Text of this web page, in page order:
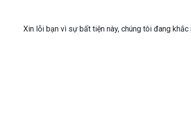
Xin lỗi bạn vì sự bất tiện này, chúng tôi đang